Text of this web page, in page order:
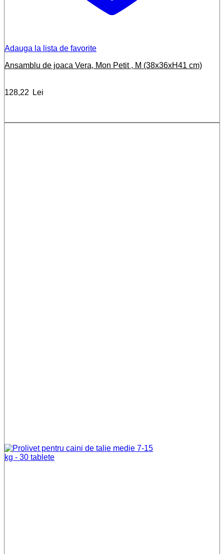
Adauga la lista de favorite
Ansamblu de joaca Vera, Mon Petit , M (38x36xH41 cm)
128,22 Lei